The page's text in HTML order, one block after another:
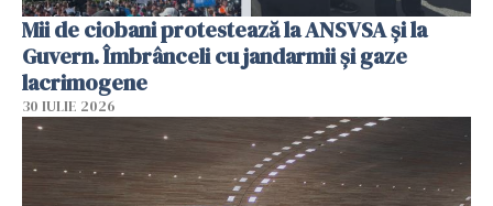
Mii de ciobani protestează la ANSVSA și la
Guvern. Îmbrânceli cu jandarmii și gaze
lacrimogene
30 IULIE 2026